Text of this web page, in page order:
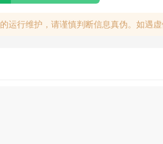
运行维护，请谨慎判断信息真伪。如遇